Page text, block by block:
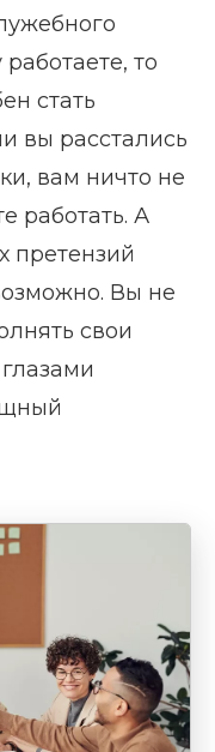
то
стать
вы расстались
вам ничто не
работать. А
претензий
Вы не
свои